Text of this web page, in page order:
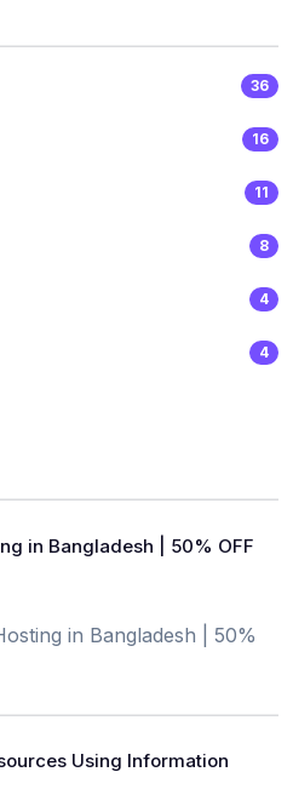
36
16
11
8
4
4
in Bangladesh | 50% OFF
Using Information